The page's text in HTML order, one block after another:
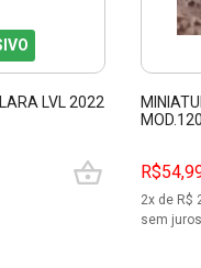
LVL 2022
2x de R$
sem